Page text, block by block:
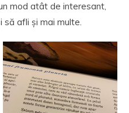
mod atât de interesant,
afli și mai multe.